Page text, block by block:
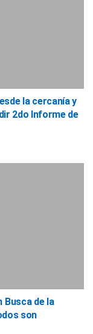
la cercanía y
2do Informe de
Busca de la
son